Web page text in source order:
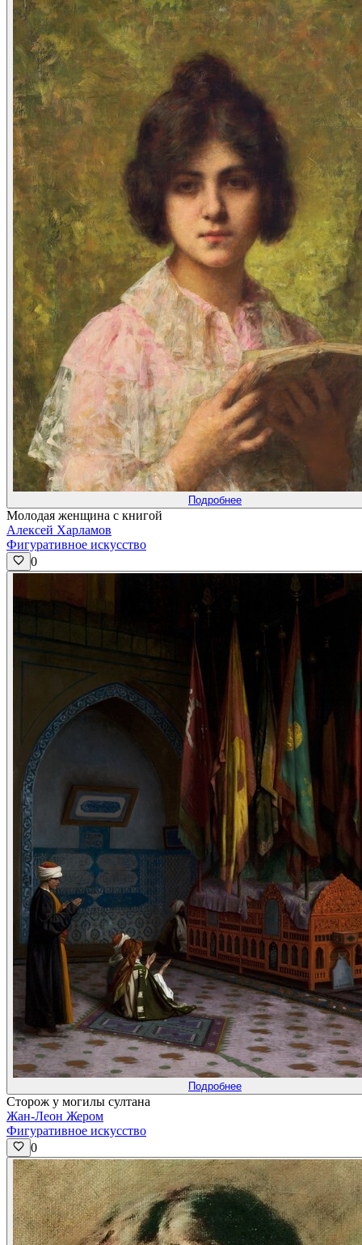
Подробнее
Молодая женщина с книгой
Алексей Харламов
Фигуративное искусство
0
Подробнее
Сторож у могилы султана
Жан-Леон Жером
Фигуративное искусство
0